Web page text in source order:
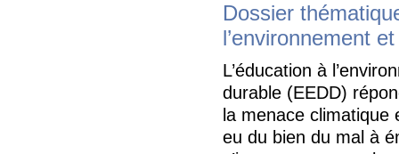
Dossier
l’environnement
L’éducation à
durable (EEDD)
la menace
eu du bien du mal à